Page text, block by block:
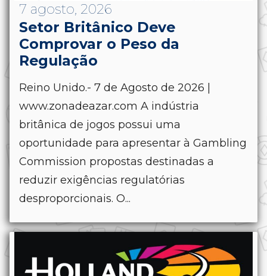
7 agosto, 2026
Setor Britânico Deve
Comprovar o Peso da
Regulação
Reino Unido.- 7 de Agosto de 2026 |
www.zonadeazar.com A indústria
britânica de jogos possui uma
oportunidade para apresentar à Gambling
Commission propostas destinadas a
reduzir exigências regulatórias
desproporcionais. O...